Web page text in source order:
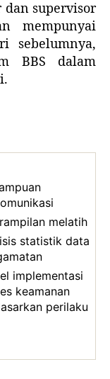
supervisor
mempunyai
sebelumnya,
BBS dalam
melatih
statistik data
implementasi
keamanan
perilaku